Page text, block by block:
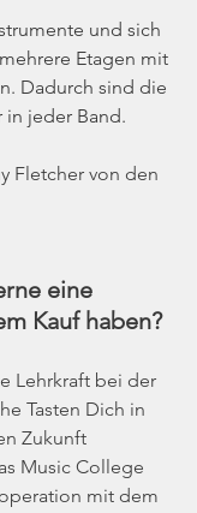
Etagen mit
Dadurch sind die
in jeder Band.
Fletcher von den
eine
Kauf haben?
Lehrkraft bei der
Tasten Dich in
Zukunft
Music College
mit dem